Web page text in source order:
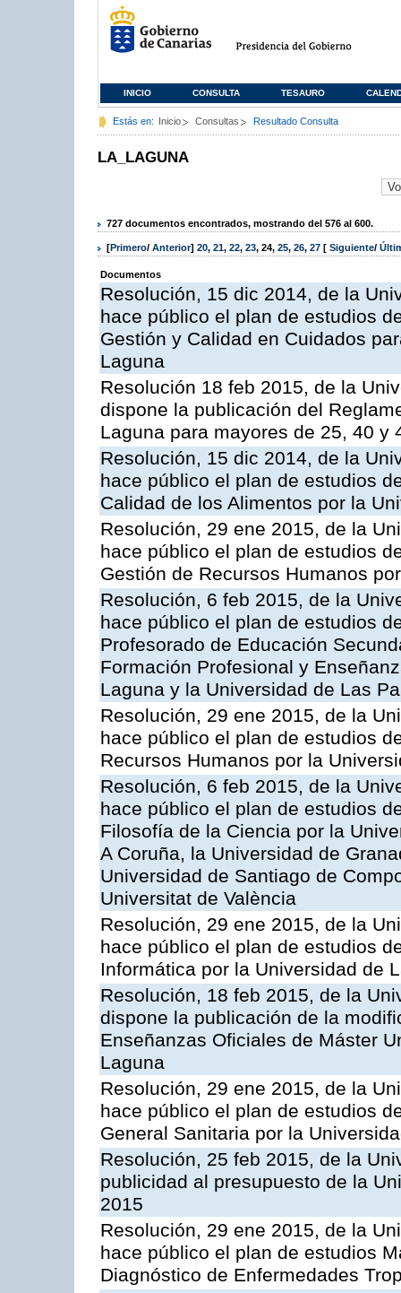
INICIO CONSULTA TESAURO
Estás en: Inicio Consultas Resultado Consulta
LA_LAGUNA
727 documentos encontrados, mostrando del 576 al 600.
[Primero/ Anterior] 20, 21, 22, 23, 24, 25, 26, 27 [ Siguiente/
Documentos
Resolución, 15 dic 2014, de la
hace público el plan de estudios
Gestión y Calidad en Cuidados
Laguna
Resolución 18 feb 2015, de la
dispone la publicación del
Laguna para mayores de 25, 40 y
Resolución, 15 dic 2014, de la
hace público el plan de estudios
Calidad de los Alimentos por la
Resolución, 29 ene 2015, de la
hace público el plan de estudios
Gestión de Recursos Humanos
Resolución, 6 feb 2015, de la
hace público el plan de estudios
Profesorado de Educación
Formación Profesional y
Laguna y la Universidad de Las
Resolución, 29 ene 2015, de la
hace público el plan de estudios
Recursos Humanos por la
Resolución, 6 feb 2015, de la
hace público el plan de estudios
Filosofía de la Ciencia por la
A Coruña, la Universidad de
Universidad de Santiago de
Universitat de València
Resolución, 29 ene 2015, de la
hace público el plan de estudios
Informática por la Universidad de
Resolución, 18 feb 2015, de la
dispone la publicación de la
Enseñanzas Oficiales de Máster
Laguna
Resolución, 29 ene 2015, de la
hace público el plan de estudios
General Sanitaria por la
Resolución, 25 feb 2015, de la
publicidad al presupuesto de la
2015
Resolución, 29 ene 2015, de la
hace público el plan de estudios
Diagnóstico de Enfermedades